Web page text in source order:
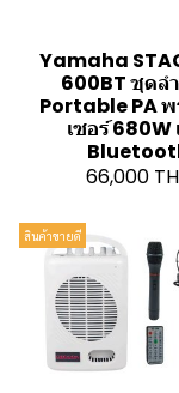
Yamaha
600BT ชุดล
Portable PA
เซอร์ 680W
66,000
สินค้าขายดี